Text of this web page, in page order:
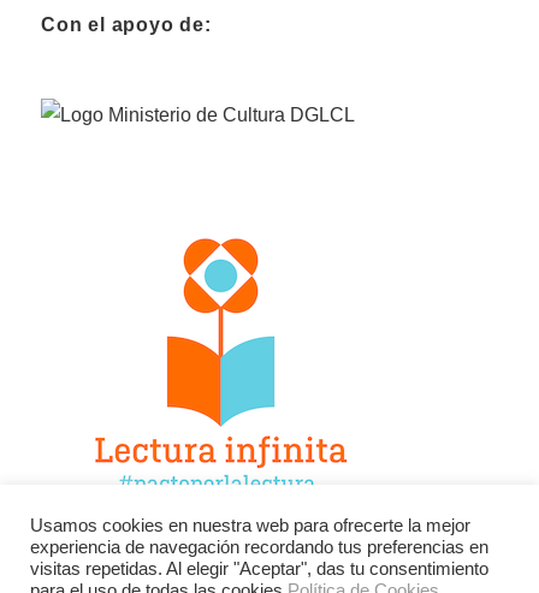
Con el apoyo de:
Facebook Twitter
Instagram
Usamos cookies en nuestra web para ofrecerte la mejor
experiencia de navegación recordando tus preferencias en
visitas repetidas. Al elegir "Aceptar", das tu consentimiento